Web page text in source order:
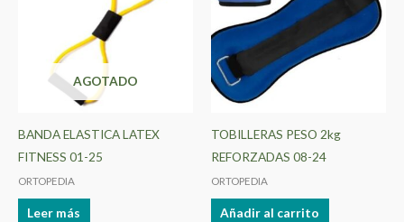
AGOTADO
BANDA ELASTICA LATEX
FITNESS 01-25
ORTOPEDIA
Leer más
TOBILLERAS PESO 2kg
REFORZADAS 08-24
ORTOPEDIA
Añadir al carrito